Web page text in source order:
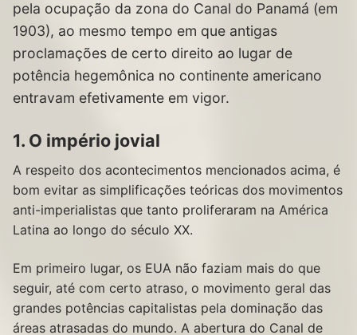
pela ocupação da zona do Canal do Panamá (em
1903), ao mesmo tempo em que antigas
proclamações de certo direito ao lugar de
potência hegemônica no continente americano
entravam efetivamente em vigor.
1. O império jovial
A respeito dos acontecimentos mencionados acima, é
bom evitar as simplificações teóricas dos movimentos
anti-imperialistas que tanto proliferaram na América
Latina ao longo do século XX.
Em primeiro lugar, os EUA não faziam mais do que
seguir, até com certo atraso, o movimento geral das
grandes potências capitalistas pela dominação das
áreas atrasadas do mundo. A abertura do Canal de